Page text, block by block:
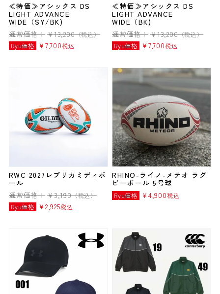
≪特価≫アシックス DS
LIGHT ADVANCE
WIDE（SY/BK)
通常価格： ¥13,200（税込）
Ryu価格
¥ 7,700税込
≪特価≫アシックス DS
LIGHT ADVANCE
WIDE（BK)
通常価格： ¥13,200（税込）
Ryu価格
¥ 7,700税込
RWC 2027レプリカミディボ
ール
通常価格： ¥3,190（税込）
Ryu価格
¥ 2,925税込
RHINO-ライノ-メテオ ラグ
ビーボール 5号球
Ryu価格 ¥ 4,900税込